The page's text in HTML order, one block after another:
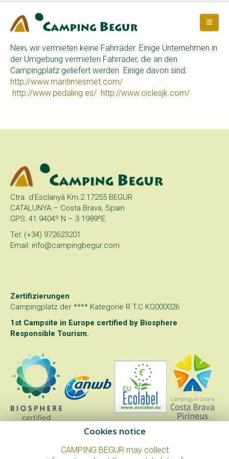
Nein, wir vermieten keine Fahrräder. Einige Unternehmen in
der Umgebung vermieten Fahrräder, die an den
Campingplatz geliefert werden. Einige davon sind:
http://www.maritimesmet.com/
http://www.pedaling.es/ http://www.ciclesjk.com/
Ctra. d’Esclanyà Km.2 17255 BEGUR
CATALUNYA – Costa Brava, Spain
GPS: 41.9404º N – 3.1989ºE
Tel: (+34) 972623201
Email: info@campingbegur.com
Zertifizierungen
Campingplatz der **** Kategorie R.T.C KG000026
1st Campsite in Europe certified by Biosphere
Responsible Tourism.
Cookies notice
CAMPING BEGUR may collect